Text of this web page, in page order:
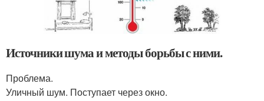
Источники шума и методы борьбы с ними.
Проблема.
Уличный шум. Поступает через окно.